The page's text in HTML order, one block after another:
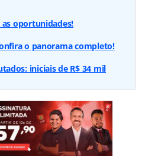
oportunidades!
o panorama completo!
iniciais de R$ 34 mil